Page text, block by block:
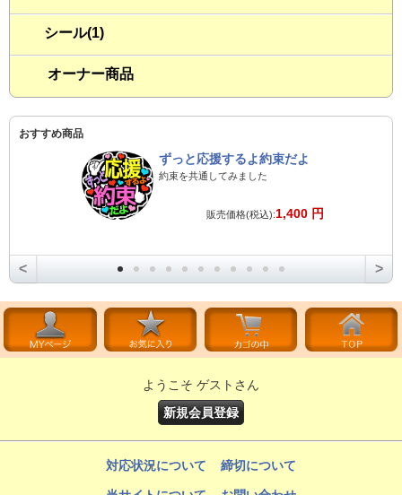
シール(1)
オーナー商品
おすすめ商品
ずっと応援するよ約束だよ
約束を共通してみました
販売価格(税込):1,400 円
< >
ようこそ ゲストさん
新規会員登録
対応状況について 締切について